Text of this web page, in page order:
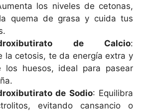
los niveles de cetonas,
quema de grasa y cuida tus
de Calcio:
la cetosis, te da energía extra y
los huesos, ideal para pasear
de Sodio: Equilibra
evitando cansancio o